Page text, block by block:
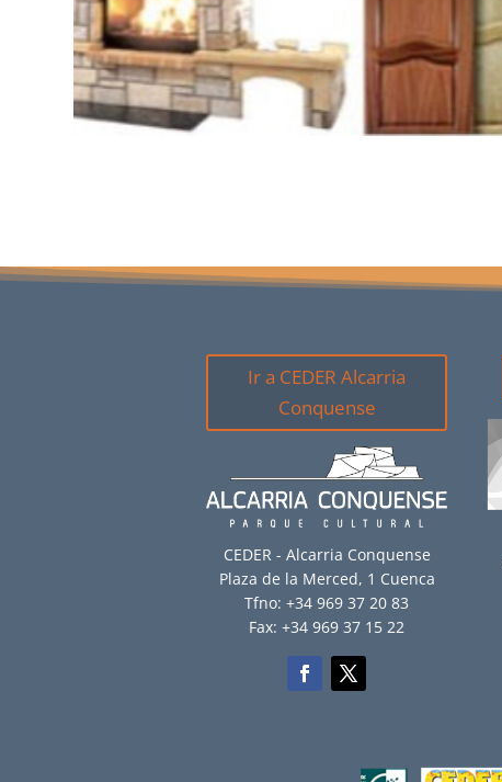
Ir a CEDER Alcarria
Conquense
CEDER - Alcarria Conquense
Plaza de la Merced, 1 Cuenca
Tfno: +34 969 37 20 83
Fax: +34 969 37 15 22